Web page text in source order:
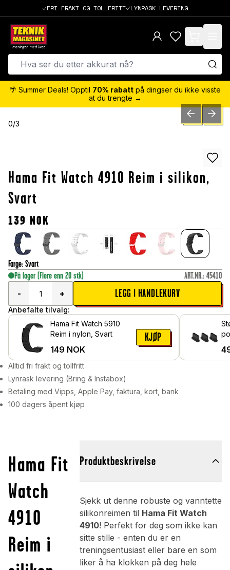
FRI FRAKT OG TOLLFRITT LYNRASK LEVERING
items in cart,
🌴 Summer Deals! Opptil 70% rabatt på dingser du ikke visste
at du trengte →
0/3 PREVIOUSNEXT
Hama Fit Watch 4910 Reim i silikon,
Svart
139 NOK
Farge: Svart
På lager (Flere enn 20 stk) ART.NR.: 45410
-
+ LEGG I HANDLEKURV
Anbefalte tilvalg:
Hama Fit Watch 5910
Reim i nylon, Svart
149 NOK
KJØP
Alltid fri frakt og tollfritt
Lynrask levering (Bring & Instabox)
Betaling med Vipps, Apple Pay, faktura, kort, bank
100 dagers åpent kjøp
Hama Fit
Watch
4910
Reim i
Produktbeskrivelse
Sjekk ut denne robuste og vanntette
silikonreimen til Hama Fit Watch
4910! Perfekt for deg som ikke kan
sitte stille - enten du er en
treningsentusiast eller bare en som
liker å ha klokken på deg hele